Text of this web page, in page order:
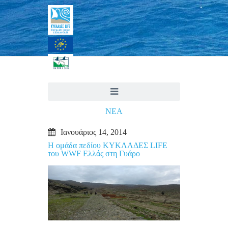
ΝΕΑ
Ιανουάριος 14, 2014
H ομάδα πεδίου ΚΥΚΛΑΔΕΣ LIFE
του WWF Ελλάς στη Γυάρο